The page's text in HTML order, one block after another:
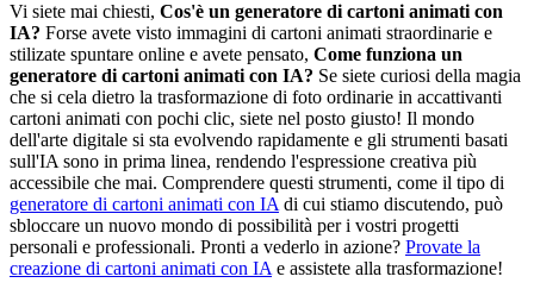
Vi siete mai chiesti, Cos'è un generatore di cartoni animati con
IA? Forse avete visto immagini di cartoni animati straordinarie e
stilizate spuntare online e avete pensato, Come funziona un
generatore di cartoni animati con IA? Se siete curiosi della magia
che si cela dietro la trasformazione di foto ordinarie in accattivanti
cartoni animati con pochi clic, siete nel posto giusto! Il mondo
dell'arte digitale si sta evolvendo rapidamente e gli strumenti basati
sull'IA sono in prima linea, rendendo l'espressione creativa più
accessibile che mai. Comprendere questi strumenti, come il tipo di
generatore di cartoni animati con IAdi cui stiamo discutendo, può
sbloccare un nuovo mondo di possibilità per i vostri progetti
personali e professionali. Pronti a vederlo in azione? Provate la
creazione di cartoni animati con IAe assistete alla trasformazione!